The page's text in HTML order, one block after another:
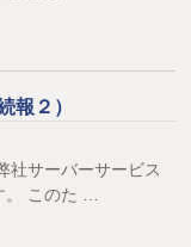
報２）
社サーバーサービス
。 このた …